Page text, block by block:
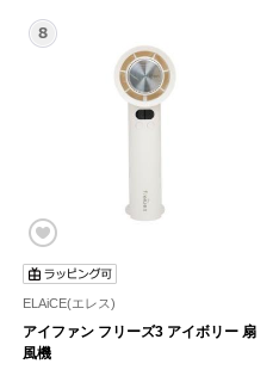
ELAiCE(エレス)
アイファン フリーズ3 アイボリー 扇
風機